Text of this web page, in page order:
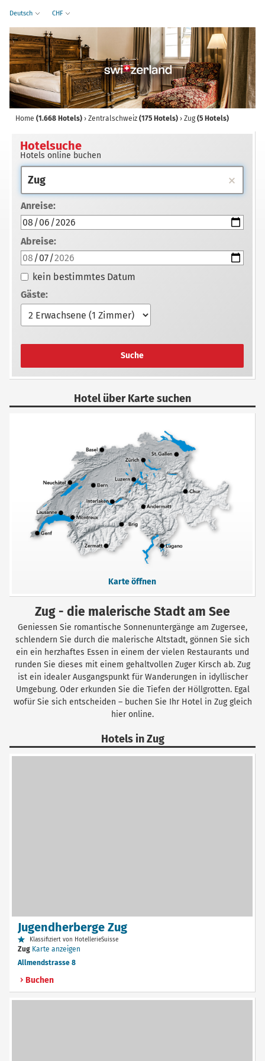
Deutsch CHF
Home (1.668 Hotels) › Zentralschweiz (175 Hotels) › Zug (5 Hotels)
Hotelsuche
Hotels online buchen
Anreise:
Abreise:
kein bestimmtes Datum
Gäste:
Suche
Hotel über Karte suchen
Karte öffnen
Zug - die malerische Stadt am See
Geniessen Sie romantische Sonnenuntergänge am Zugersee,
schlendern Sie durch die malerische Altstadt, gönnen Sie sich
ein ein herzhaftes Essen in einem der vielen Restaurants und
runden Sie dieses mit einem gehaltvollen Zuger Kirsch ab. Zug
ist ein idealer Ausgangspunkt für Wanderungen in idyllischer
Umgebung. Oder erkunden Sie die Tiefen der Höllgrotten. Egal
wofür Sie sich entscheiden – buchen Sie Ihr Hotel in Zug gleich
hier online.
Hotels in Zug
Jugendherberge Zug
Klassifiziert von HotellerieSuisse
Zug Karte anzeigen
Allmendstrasse 8
Buchen